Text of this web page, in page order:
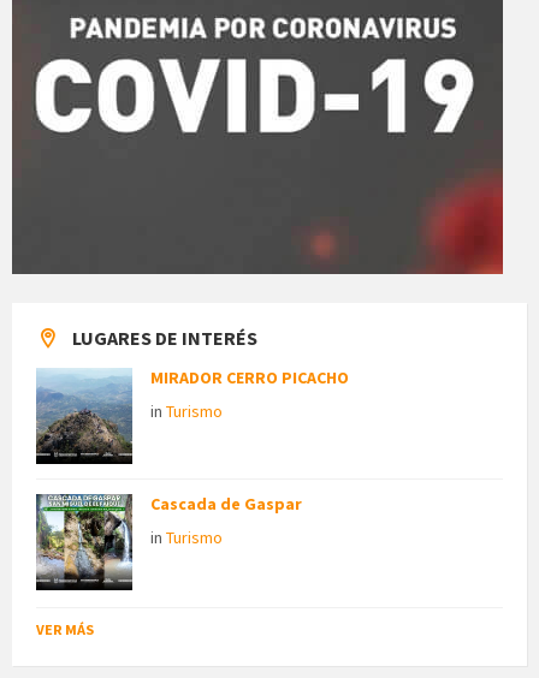
LUGARES DE INTERÉS
MIRADOR CERRO PICACHO
in Turismo
Cascada de Gaspar
in Turismo
VER MÁS